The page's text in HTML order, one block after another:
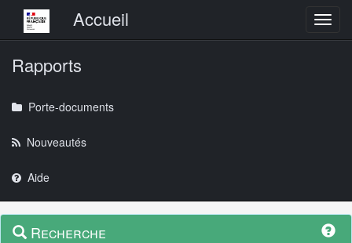
Menu principalAccueil
Rapports
Porte-documents
Nouveautés
Aide
Navigation
Menu
contextuel
Recherche